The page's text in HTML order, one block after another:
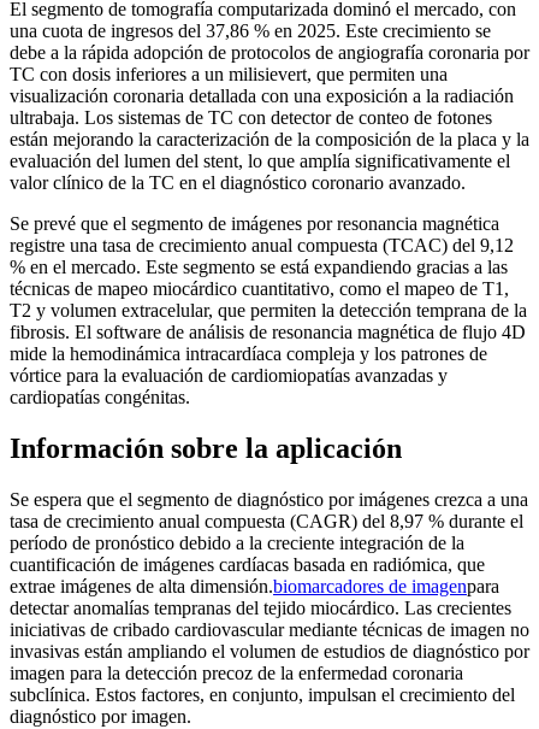
El segmento de tomografía computarizada dominó el mercado, con
una cuota de ingresos del 37,86 % en 2025. Este crecimiento se
debe a la rápida adopción de protocolos de angiografía coronaria por
TC con dosis inferiores a un milisievert, que permiten una
visualización coronaria detallada con una exposición a la radiación
ultrabaja. Los sistemas de TC con detector de conteo de fotones
están mejorando la caracterización de la composición de la placa y la
evaluación del lumen del stent, lo que amplía significativamente el
valor clínico de la TC en el diagnóstico coronario avanzado.
Se prevé que el segmento de imágenes por resonancia magnética
registre una tasa de crecimiento anual compuesta (TCAC) del 9,12
% en el mercado. Este segmento se está expandiendo gracias a las
técnicas de mapeo miocárdico cuantitativo, como el mapeo de T1,
T2 y volumen extracelular, que permiten la detección temprana de la
fibrosis. El software de análisis de resonancia magnética de flujo 4D
mide la hemodinámica intracardíaca compleja y los patrones de
vórtice para la evaluación de cardiomiopatías avanzadas y
cardiopatías congénitas.
Información sobre la aplicación
Se espera que el segmento de diagnóstico por imágenes crezca a una
tasa de crecimiento anual compuesta (CAGR) del 8,97 % durante el
período de pronóstico debido a la creciente integración de la
cuantificación de imágenes cardíacas basada en radiómica, que
extrae imágenes de alta dimensión.biomarcadores de imagenpara
detectar anomalías tempranas del tejido miocárdico. Las crecientes
iniciativas de cribado cardiovascular mediante técnicas de imagen no
invasivas están ampliando el volumen de estudios de diagnóstico por
imagen para la detección precoz de la enfermedad coronaria
subclínica. Estos factores, en conjunto, impulsan el crecimiento del
diagnóstico por imagen.